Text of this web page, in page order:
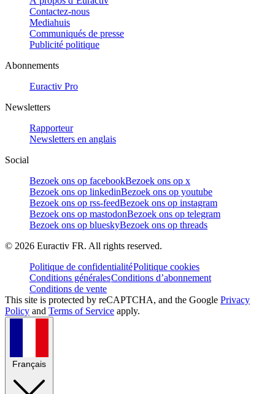
Contactez-nous
Mediahuis
Communiqués de presse
Publicité politique
Abonnements
Euractiv Pro
Newsletters
Rapporteur
Newsletters en anglais
Social
Bezoek ons op facebookBezoek ons op x
Bezoek ons op linkedinBezoek ons op youtube
Bezoek ons op rss-feedBezoek ons op instagram
Bezoek ons op mastodonBezoek ons op telegram
Bezoek ons op blueskyBezoek ons op threads
© 2026 Euractiv FR. All rights reserved.
Politique de confidentialitéPolitique cookies
Conditions généralesConditions d’abonnement
Conditions de vente
This site is protected by reCAPTCHA, and the Google Privacy
Policy and Terms of Service apply.
Français